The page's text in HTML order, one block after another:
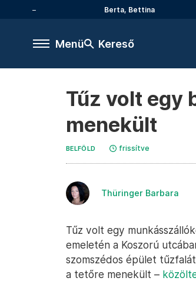
Berta, Bettina
Menü Kereső
Tűz volt egy
menekült
BELFÖLD frissítve
Thüringer Barbara
Tűz volt egy
emeletén a Koszorú
szomszédos épület
a tetőre menekült –